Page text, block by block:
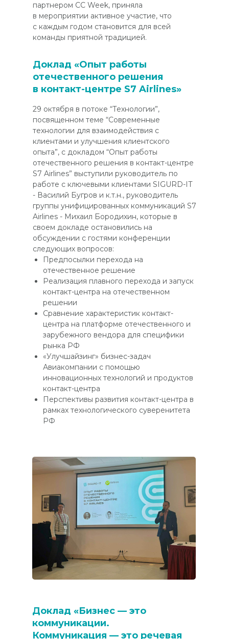
партнером CC Week, приняла
в мероприятии активное участие, что
с каждым годом становится для всей
команды приятной традицией.
29 октября в потоке “Технологии”,
посвященном теме “Современные
технологии для взаимодействия с
клиентами и улучшения клиентского
опыта”, с докладом “Опыт работы
отечественного решения в контакт-центре
S7 Airlines” выступили руководитель по
работе с ключевыми клиентами SIGURD-IT
- Василий Бугров и к.т.н., руководитель
группы унифицированных коммуникаций S7
Airlines - Михаил Бородихин, которые в
своем докладе остановились на
обсуждении с гостями конференции
следующих вопросов:
Предпосылки перехода на
отечественное решение
Реализация плавного перехода и запуск
контакт-центра на отечественном
решении
Сравнение характеристик контакт-
центра на платформе отечественного и
зарубежного вендора для специфики
рынка РФ
«Улучшайзинг» бизнес-задач
Авиакомпании с помощью
инновационных технологий и продуктов
контакт-центра
Перспективы развития контакт-центра в
рамках технологического суверенитета
РФ
Доклад «Опыт работы
отечественного решения
в контакт-центре S7 Airlines»
Доклад «Бизнес — это
коммуникации.
Коммуникация — это речевая